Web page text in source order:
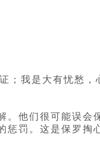
我是大有忧愁，
他们很可能误会
罚。这是保罗掏